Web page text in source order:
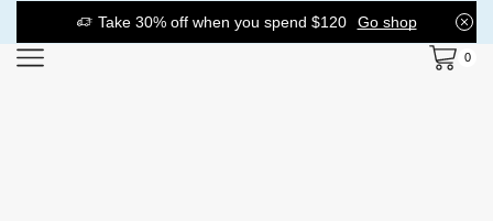
Take 30% off when you spend $120 Go shop
0